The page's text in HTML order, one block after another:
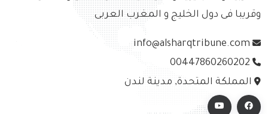
وقريبا فى دول الخليج و المغرب العربى
المملكة المتحدة, مدينة لندن